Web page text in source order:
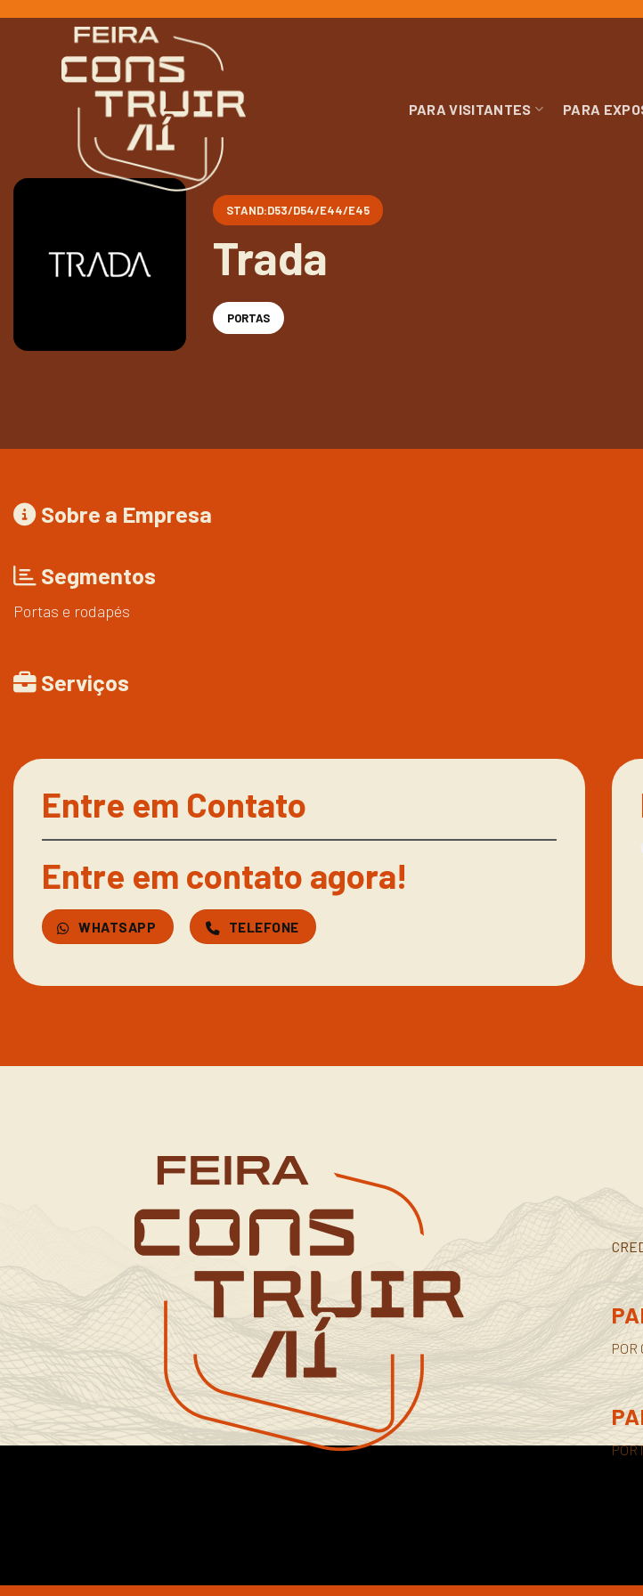
PARA VISITANTES
PARA
STAND:D53/D54/E44/E45
Trada
PORTAS
Sobre a Empresa
Segmentos
Portas e rodapés
Serviços
Entre em Contato
Entre em contato agora!
WHATSAPP TELEFONE
POR